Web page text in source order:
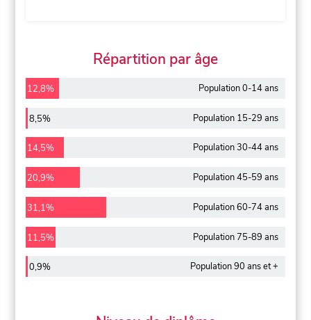
Répartition par âge
12,8% Population 0-14 ans
8,5% Population 15-29 ans
14,5% Population 30-44 ans
20,9% Population 45-59 ans
31,1% Population 60-74 ans
11,5% Population 75-89 ans
0,9% Population 90 ans et +